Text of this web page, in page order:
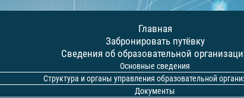
Главная
Забронировать путёвку
Сведения об образовательной
Основные сведения
Структура и органы управления образовательной
Документы